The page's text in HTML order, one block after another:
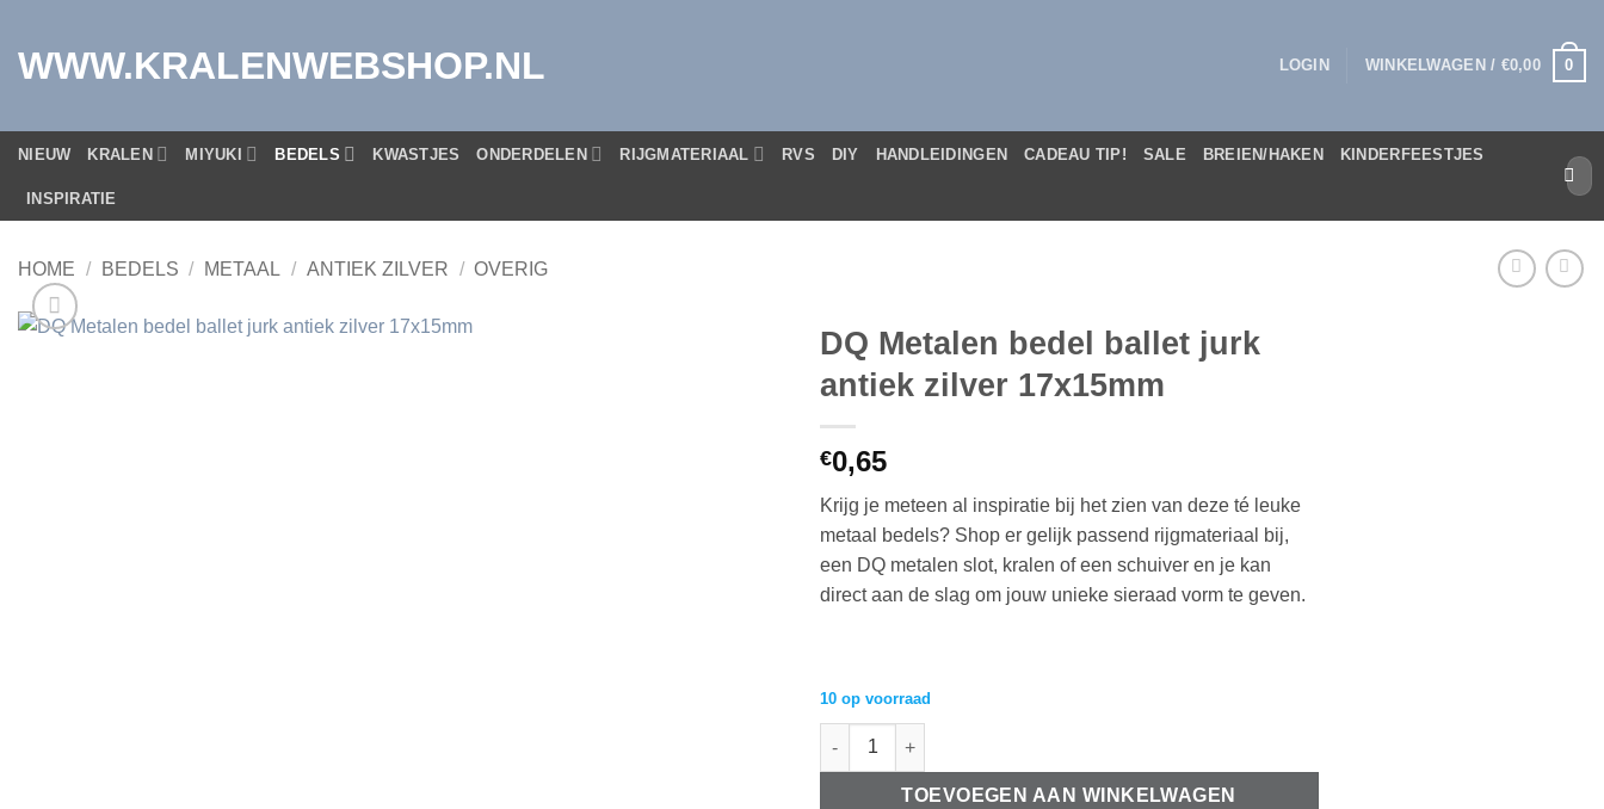
inhoud
WWW.KRALENWEBSHOP.NL LOGIN WINKELWAGEN / €0,00 0
NIEUW KRALEN MIYUKI BEDELS KWASTJES ONDERDELEN RIJGMATERIAAL RVS DIY HANDLEIDINGEN CADEAU TIP! SALE BREIEN/HAKEN KINDERFEESTJES
INSPIRATIE
naar:
HOME / BEDELS / METAAL / ANTIEK ZILVER / OVERIG
DQ Metalen bedel ballet jurk
antiek zilver 17x15mm
€0,65
Krijg je meteen al inspiratie bij het zien van deze té leuke
metaal bedels? Shop er gelijk passend rijgmateriaal bij,
een DQ metalen slot, kralen of een schuiver en je kan
direct aan de slag om jouw unieke sieraad vorm te geven.
10 op voorraad
DQ Metalen bedel ballet jurk antiek zilver 17x15mm aantal
TOEVOEGEN AAN WINKELWAGEN